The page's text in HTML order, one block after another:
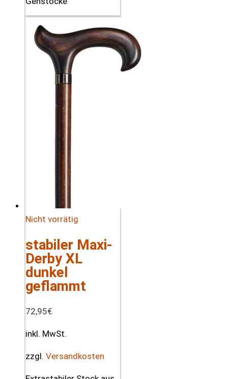
Nicht vorrätig
stabiler Maxi-
Derby XL
dunkel
geflammt
72,95€
inkl. MwSt.
zzgl. Versandkosten